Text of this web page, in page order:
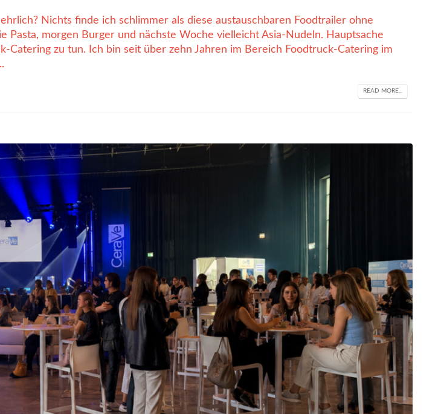
Nichts finde ich schlimmer als diese austauschbaren Foodtrailer ohne
Pasta, morgen Burger und nächste Woche vielleicht Asia-Nudeln. Hauptsache
Catering zu tun. Ich bin seit über zehn Jahren im Bereich Foodtruck-Catering im
READ MORE...